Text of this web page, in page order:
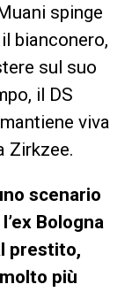
spinge
bianconero,
sul suo
il DS
viva
Zirkzee.
scenario
Bologna
prestito,
più